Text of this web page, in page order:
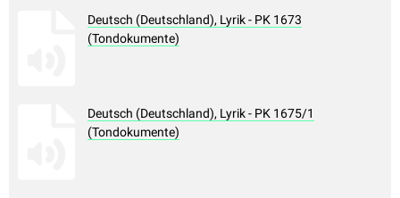
Deutsch (Deutschland), Lyrik - PK 1673
(Tondokumente)
Deutsch (Deutschland), Lyrik - PK 1675/1
(Tondokumente)